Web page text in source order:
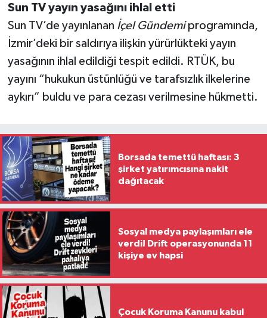
Sun TV yayın yasağını ihlal etti
Sun TV’de yayınlanan İçel Gündemiprogramında,
İzmir’deki bir saldırıya ilişkin yürürlükteki yayın
yasağının ihlal edildiği tespit edildi. RTÜK, bu
yayını “hukukun üstünlüğü ve tarafsızlık ilkelerine
aykırı” buldu ve para cezası verilmesine hükmetti.
Borsada temettü haftası: 3
şirket yatırımcısına nakit
dağıtacak
Sosyal medya paylaşımları ele
verdi! Drift operasyonunda 11
kişiye ev hapsi
Çocuk Koruma Kanunu kabul